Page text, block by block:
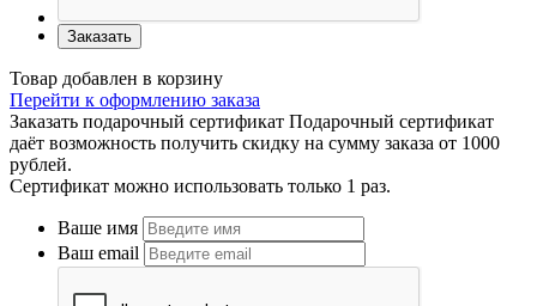
Заказать
Товар добавлен в корзину
Перейти к оформлению заказа
Заказать подарочный сертификат Подарочный сертификат
даёт возможность получить скидку на сумму заказа от 1000
рублей.
Сертификат можно использовать только 1 раз.
Ваше имя
Ваш email